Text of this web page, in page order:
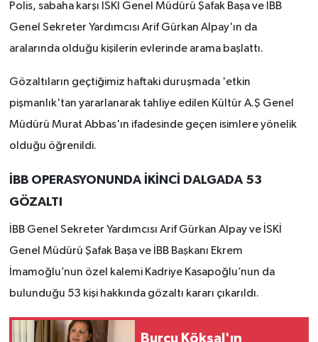
Polis, sabaha karşı İSKİ Genel Müdürü Şafak Başa ve İBB
Genel Sekreter Yardımcısı Arif Gürkan Alpay'ın da
aralarında olduğu kişilerin evlerinde arama başlattı.
Gözaltıların geçtiğimiz haftaki duruşmada 'etkin
pişmanlık'tan yararlanarak tahliye edilen Kültür A.Ş Genel
Müdürü Murat Abbas'ın ifadesinde geçen isimlere yönelik
olduğu öğrenildi.
İBB OPERASYONUNDA İKİNCİ DALGADA 53
GÖZALTI
İBB Genel Sekreter Yardımcısı Arif Gürkan Alpay ve İSKİ
Genel Müdürü Şafak Başa ve İBB Başkanı Ekrem
İmamoğlu’nun özel kalemi Kadriye Kasapoğlu’nun da
bulunduğu 53 kişi hakkında gözaltı kararı çıkarıldı.
Burcu Köksal'ın